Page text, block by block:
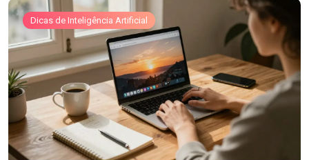
Dicas de Inteligência Artificial